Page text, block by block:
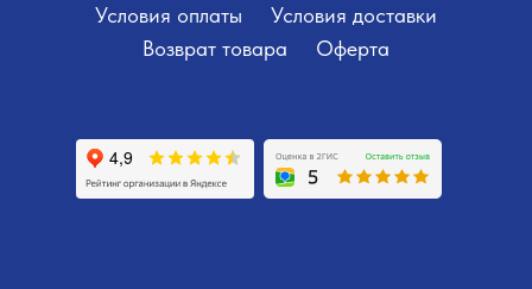
Условия оплаты
Условия доставки
Возврат товара
Оферта